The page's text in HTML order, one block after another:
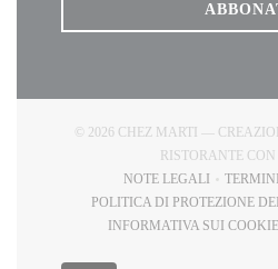
© 2026 CHEZ MARTI —
RISTORANTE CON
NOTE LEGALI
POLITICA DI PROTEZIONE
INFORMATIVA SUI COOKIE